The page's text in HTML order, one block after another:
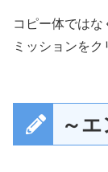
コピー体ではな
ミッションをク
～